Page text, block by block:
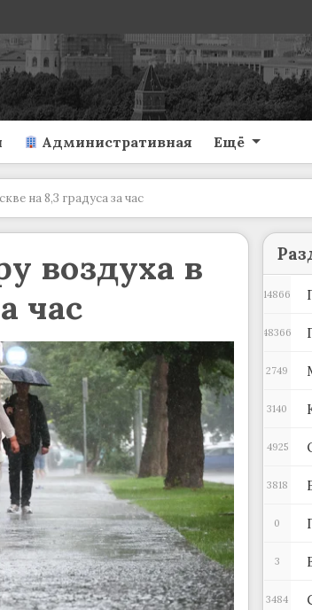
Административная Ещё
на 8,3 градуса за час
воздуха в
час
14866
48366
2749
3140
4925
3818
0
3
3484